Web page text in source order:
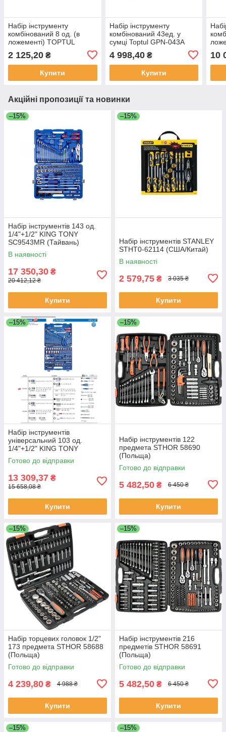
Набір інструменту
комбінований 8 од. (в
ложементі) TOPTUL
2 125,20 ₴
Купити
Набір інструменту
комбінований 43ед. у
сумці Toptul GPN-043A
4 998,40₴
Купити
10
Акційні пропозиції та новинки
–15%
Набір інструментів 143 од.
1/4"+1/2" KING TONY
SC9543MR (Тайвань)
В наявності
17 350,30 ₴
20 412,12 ₴
Купити
–15%
Набір інструментів STANLEY
STHT0-62114 (США/Китай)
В наявності
2 579,75 ₴ 3 035 ₴
Купити
–15%
Набір інструментів
універсальний 103 од.
1/4"+1/2" KING TONY
7503MR (Тайвань)
Готово до відправки
13 309,37 ₴
15 658,08 ₴
Купити
–15%
Набір інструментів 122
предмета STHOR 58690
(Польща)
Готово до відправки
5 482,50 ₴ 6 450 ₴
Купити
–15%
Набір торцевих головок 1/2"
173 предмета STHOR 58688
(Польща)
Готово до відправки
4 239,80 ₴ 4 988 ₴
Купити
–15%
Набір інструментів 216
предметів STHOR 58691
(Польща)
Готово до відправки
5 482,50 ₴ 6 450 ₴
Купити
–15% –15%